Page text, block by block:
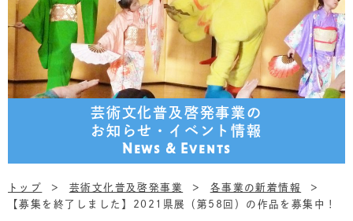
芸術文化普及啓発事業の
お知らせ・イベント情報
News & Events
トップ 芸術文化普及啓発事業
各事業の新着情報
【募集を終了しました】2021県展（第58回）の作品を募集中！